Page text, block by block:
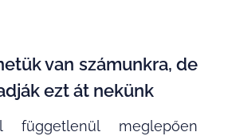
van számunkra, de
ezt át nekünk
függetlenül meglepően